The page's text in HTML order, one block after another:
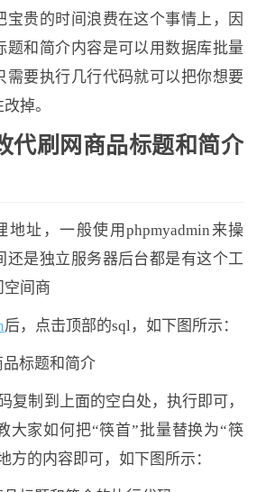
宝贵的时间浪费在这个事情上，因
题和简介内容是可以用数据库批量
需要执行几行代码就可以把你想要
掉。
代刷网商品标题和简介
址，一般使用phpmyadmin来操
还是独立服务器后台都是有这个工
空间商
后，点击顶部的sql，如下图所示：
复制到上面的空白处，执行即可，
大家如何把“筷首”批量替换为“筷
方的内容即可，如下图所示：